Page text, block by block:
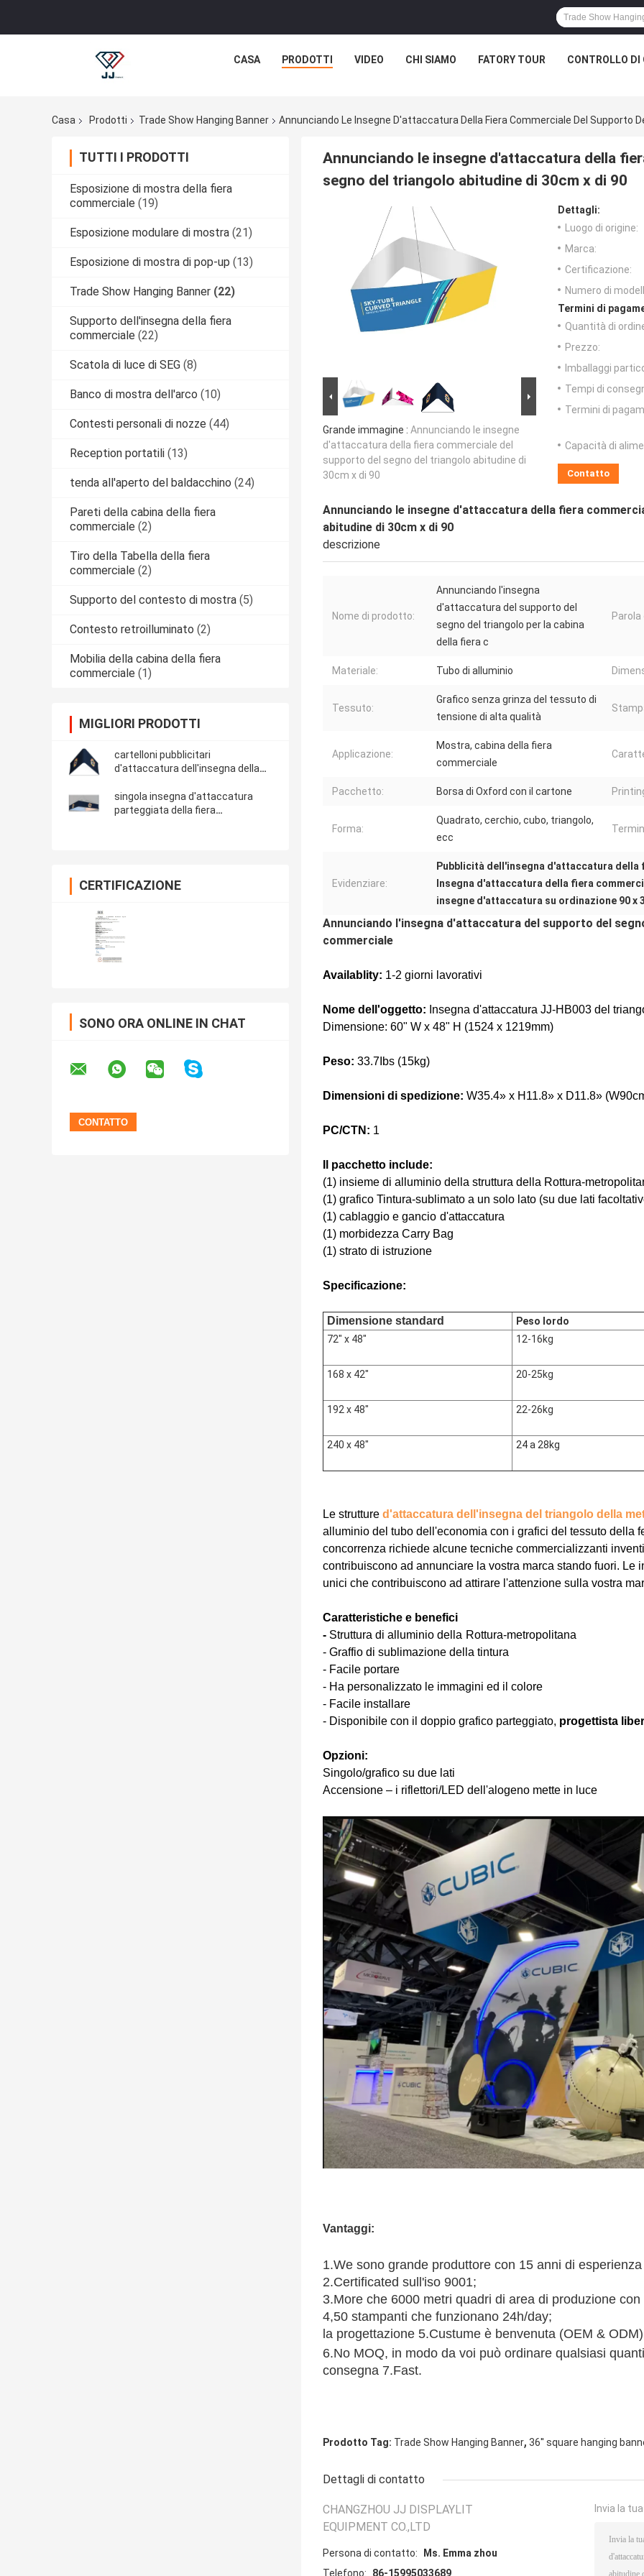
CASA PRODOTTI VIDEO CHI SIAMO FATORY TOUR CONTROLLO DI
Casa Prodotti Trade Show Hanging Banner Annunciando Le Insegne D'attaccatura Della Fiera Commerciale Del Supporto
TUTTI I PRODOTTI
Esposizione di mostra della fiera
commerciale (19)
Esposizione modulare di mostra (21)
Esposizione di mostra di pop-up (13)
Trade Show Hanging Banner (22)
Supporto dell'insegna della fiera
commerciale (22)
Scatola di luce di SEG (8)
Banco di mostra dell'arco (10)
Contesti personali di nozze (44)
Reception portatili (13)
tenda all'aperto del baldacchino (24)
Pareti della cabina della fiera
commerciale (2)
Tiro della Tabella della fiera
commerciale (2)
Supporto del contesto di mostra (5)
Contesto retroilluminato (2)
Mobilia della cabina della fiera
commerciale (1)
MIGLIORI PRODOTTI
cartelloni pubblicitari
d'attaccatura dell'insegna della
singola insegna d'attaccatura
parteggiata della fiera
CERTIFICAZIONE
SONO ORA ONLINE IN CHAT
Annunciando le insegne d'attaccatura della
segno del triangolo abitudine di 30cm x di 90
Grande immagine : Annunciando le insegne
d'attaccatura della fiera commerciale del
supporto del segno del triangolo abitudine di
30cm x di 90
Dettagli:
Luogo di origine:
Marca:
Certificazione:
Numero di
Termini di
Quantità di
Prezzo:
Imballaggi
Tempi di
Termini di
Capacità di
Contatto
Annunciando le insegne d'attaccatura della fiera
abitudine di 30cm x di 90
descrizione
Nome di prodotto:
Annunciando l'insegna
d'attaccatura del supporto del
segno del triangolo per la cabina
della fiera c
Parola
Materiale: Tubo di alluminio
Tessuto:
Grafico senza grinza del tessuto di
tensione di alta qualità
Applicazione:
Mostra, cabina della fiera
commerciale
Pacchetto: Borsa di Oxford con il cartone
Forma:
Quadrato, cerchio, cubo, triangolo,
ecc
Evidenziare:
Pubblicità dell'insegna d'attaccatura della
Insegna d'attaccatura della fiera
insegne d'attaccatura su ordinazione 90 x
Annunciando l'insegna d'attaccatura del supporto del
commerciale
Availablity: 1-2 giorni lavorativi
Nome dell'oggetto: Insegna d'attaccatura JJ-HB003 del
Dimensione: 60" W x 48" H (1524 x 1219mm)
Peso: 33.7Ibs (15kg)
Dimensioni di spedizione: W35.4» x H11.8» x D11.8»
PC/CTN: 1
Il pacchetto include:
(1) insieme di alluminio della struttura della Rottura-
(1) grafico Tintura-sublimato a un solo lato (su due lati
(1) cablaggio e gancio d'attaccatura
(1) morbidezza Carry Bag
(1) strato di istruzione
Specificazione:
Dimensione standard
Peso lordo
72" x 48"
12-16kg
168 x 42" 20-25kg
192 x 48" 22-26kg
240 x 48" 24 a 28kg
Le strutture d'attaccatura dell'insegna del triangolo della
alluminio del tubo dell'economia con i grafici del tessuto della
concorrenza richiede alcune tecniche commercializzanti
contribuiscono ad annunciare la vostra marca stando fuori.
unici che contribuiscono ad attirare l'attenzione sulla vostra
Caratteristiche e benefici
- Struttura di alluminio della Rottura-metropolitana
-Graffio di sublimazione della tintura
- Facile portare
- Ha personalizzato le immagini ed il colore
- Facile installare
- Disponibile con il doppio grafico parteggiato, progettista
Opzioni:
Singolo/grafico su due lati
Accensione – i riflettori/LED dell'alogeno mette in luce
Vantaggi:
1.We sono grande produttore con 15 anni di
2.Certificated sull'iso 9001;
3.More che 6000 metri quadri di area di produzione
4,50 stampanti che funzionano 24h/day;
la progettazione 5.Custume è benvenuta (OEM &
6.No MOQ, in modo da voi può ordinare qualsiasi
consegna 7.Fast.
Prodotto Tag: Trade Show Hanging Banner, 36'' square hanging
Dettagli di contatto
CHANGZHOU JJ DISPLAYLIT
EQUIPMENT CO.,LTD
Persona di contatto:
Ms. Emma zhou
Telefono:
86-15995033689
Invia la